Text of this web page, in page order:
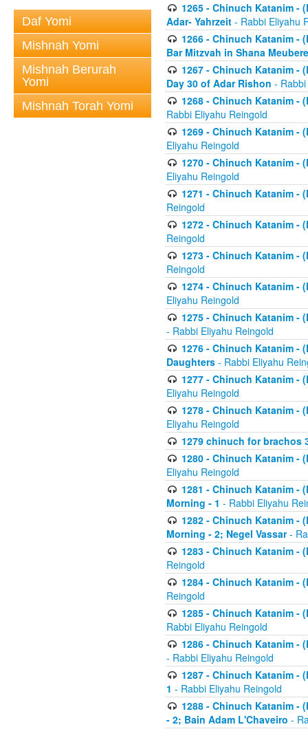
Daf Yomi
Mishnah Yomi
Mishnah Berurah
Yomi
Mishnah Torah Yomi
1265 - Chinuch Katanim -
Adar- Yahrzeit - Rabbi Eliyahu
1266 - Chinuch Katanim -
Bar Mitzvah in Shana
1267 - Chinuch Katanim -
Day 30 of Adar Rishon -
1268 - Chinuch Katanim -
Rabbi Eliyahu Reingold
1269 - Chinuch Katanim -
Eliyahu Reingold
1270 - Chinuch Katanim -
Eliyahu Reingold
1271 - Chinuch Katanim -
Reingold
1272 - Chinuch Katanim -
Reingold
1273 - Chinuch Katanim -
Reingold
1274 - Chinuch Katanim -
Eliyahu Reingold
1275 - Chinuch Katanim -
- Rabbi Eliyahu Reingold
1276 - Chinuch Katanim -
Daughters - Rabbi Eliyahu
1277 - Chinuch Katanim -
Eliyahu Reingold
1278 - Chinuch Katanim -
Eliyahu Reingold
1279 chinuch for brachos
1280 - Chinuch Katanim -
Eliyahu Reingold
1281 - Chinuch Katanim -
Morning - 1 - Rabbi Eliyahu
1282 - Chinuch Katanim -
Morning - 2; Negel Vassar-
1283 - Chinuch Katanim -
Reingold
1284 - Chinuch Katanim -
Reingold
1285 - Chinuch Katanim -
Rabbi Eliyahu Reingold
1286 - Chinuch Katanim -
- Rabbi Eliyahu Reingold
1287 - Chinuch Katanim -
1 - Rabbi Eliyahu Reingold
1288 - Chinuch Katanim -
- 2; Bain Adam L'Chaveiro -